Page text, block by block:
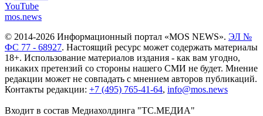
YouTube
mos.news
© 2014-2026 Информационный портал «MOS NEWS». ЭЛ №
ФС 77 - 68927. Настоящий ресурс может содержать материалы
18+. Использование материалов издания - как вам угодно,
никаких претензий со стороны нашего СМИ не будет. Мнение
редакции может не совпадать с мнением авторов публикаций.
Контакты редакции: +7 (495) 765-41-64, info@mos.news
Входит в состав Медиахолдинга "ТС.МЕДИА"